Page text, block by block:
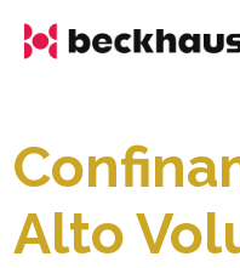
Alto